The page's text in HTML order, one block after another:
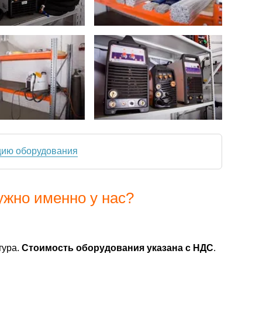
оборудования
именно у нас?
Стоимость оборудования указана с НДС.